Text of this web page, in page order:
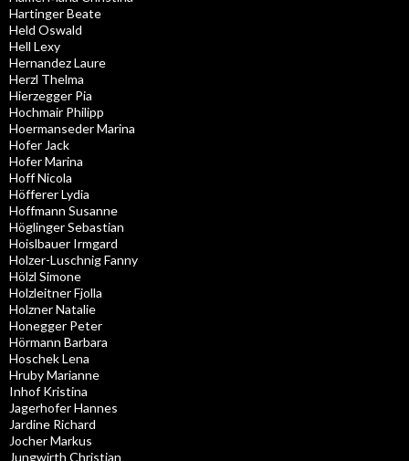
Hartinger Beate
Held Oswald
Hell Lexy
Hernandez Laure
Herzl Thelma
Hierzegger Pia
Hochmair Philipp
Hoermanseder Marina
Hofer Jack
Hofer Marina
Hoff Nicola
Höfferer Lydia
Hoffmann Susanne
Höglinger Sebastian
Hoislbauer Irmgard
Holzer-Luschnig Fanny
Hölzl Simone
Holzleitner Fjolla
Holzner Natalie
Honegger Peter
Hörmann Barbara
Hoschek Lena
Hruby Marianne
Inhof Kristina
Jagerhofer Hannes
Jardine Richard
Jocher Markus
Jungwirth Christian